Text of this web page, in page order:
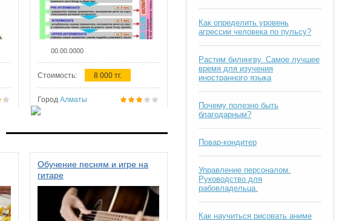
00.00.0000
Стоимость: 8 000 тг.
Город Алматы
Обучение песням и игре на
гитаре
Как определить уровень
агрессии человека по пульсу?
Растим билингву. Самое лучшее
время для изучения
иностранного языка
Почему полезно быть
благодарным?
Повар-кондитер
Управление персоналом.
Руководство для
рабовладельца.
Как научиться рисовать аниме